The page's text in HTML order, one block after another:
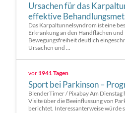
Ursachen für das
effektive
Das Karpaltunnelsyndrom ist eine
Erkrankung an den Handflächen
Bewegungsfreiheit deutlich
Ursachen und ...
vor 1941 Tagen
Sport bei Parkinson –
BlenderTimer / Pixabay Am Dienstag
Visite über die Beeinflussung von
berichtet. Interessanterweise würde